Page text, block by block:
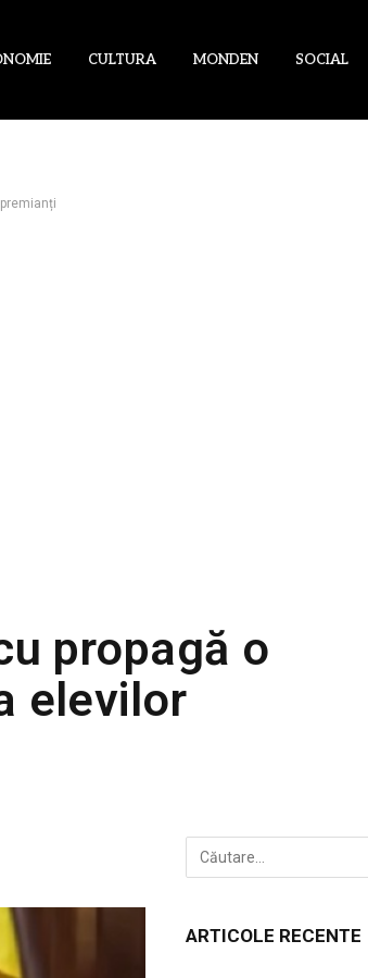
CULTURA MONDEN SOCIAL
propagă o
elevilor
ARTICOLE RECENTE